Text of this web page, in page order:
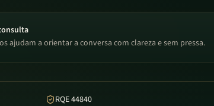
ajudam a orientar a conversa com clareza e sem pressa.
RQE 44840